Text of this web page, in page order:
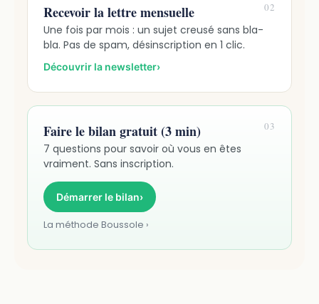
02
Recevoir la lettre mensuelle
Une fois par mois : un sujet creusé sans bla-
bla. Pas de spam, désinscription en 1 clic.
Découvrir la newsletter›
03
Faire le bilan gratuit (3 min)
7 questions pour savoir où vous en êtes
vraiment. Sans inscription.
Démarrer le bilan›
La méthode Boussole ›